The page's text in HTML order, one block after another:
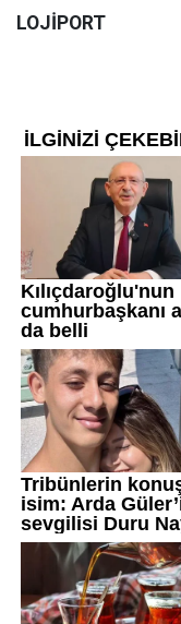
LOJİPORT